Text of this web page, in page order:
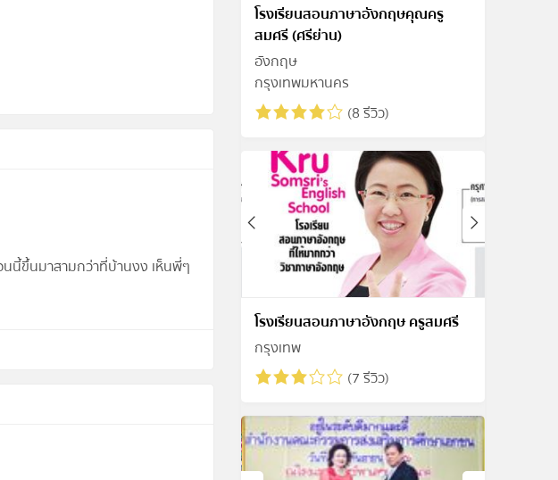
นนี้ขึ้นมาสามกว่าที่บ้านงง เห็นพี่ๆ
โรงเรียนสอนภาษาอังกฤษคุณครู
สมศรี (ศรีย่าน)
อังกฤษ
กรุงเทพมหานคร
(8 รีวิว)
โรงเรียนสอนภาษาอังกฤษ ครูสมศรี
กรุงเทพ
(7 รีวิว)